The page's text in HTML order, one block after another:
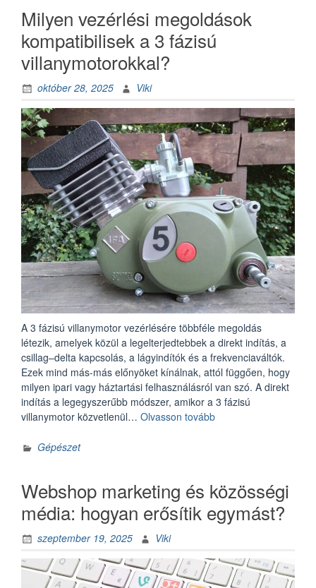
szerepe
sport,
közösség
hangulat”
Milyen vezérlési megoldások
kompatibilisek a 3 fázisú
villanymotorokkal?
október 28, 2025 Viki
A 3 fázisú villanymotor vezérlésére többféle megoldás
létezik, amelyek közül a legelterjedtebbek a direkt indítás, a
csillag–delta kapcsolás, a lágyindítók és a frekvenciaváltók.
Ezek mind más-más előnyöket kínálnak, attól függően, hogy
milyen ipari vagy háztartási felhasználásról van szó. A direkt
indítás a legegyszerűbb módszer, amikor a 3 fázisú
villanymotor közvetlenül… Olvasson tovább„Milyen
3
villanymotorokkal?”
Gépészet
Webshop marketing és közösségi
média: hogyan erősítik egymást?
szeptember 19, 2025 Viki